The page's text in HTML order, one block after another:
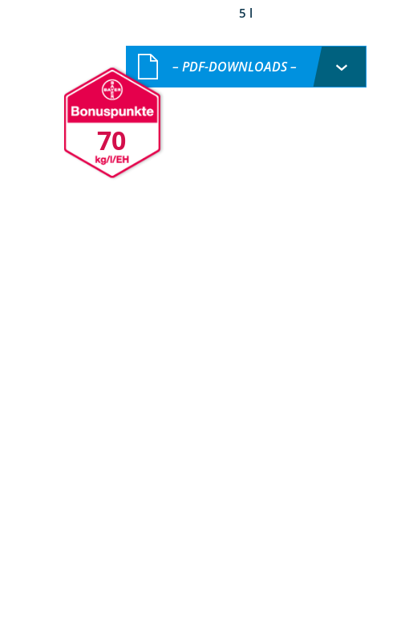
5 l
70
– PDF-DOWNLOADS –